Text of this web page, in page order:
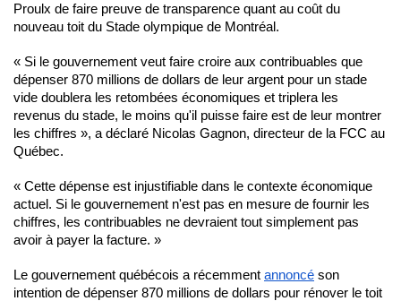
Proulx de faire preuve de transparence quant au coût du
nouveau toit du Stade olympique de Montréal.
« Si le gouvernement veut faire croire aux contribuables que
dépenser 870 millions de dollars de leur argent pour un stade
vide doublera les retombées économiques et triplera les
revenus du stade, le moins qu'il puisse faire est de leur montrer
les chiffres », a déclaré Nicolas Gagnon, directeur de la FCC au
Québec.
« Cette dépense est injustifiable dans le contexte économique
actuel. Si le gouvernement n'est pas en mesure de fournir les
chiffres, les contribuables ne devraient tout simplement pas
avoir à payer la facture. »
Le gouvernement québécois a récemment annoncé son
intention de dépenser 870 millions de dollars pour rénover le toit